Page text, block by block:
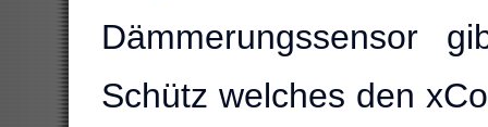
Dämmerungssensor
Schütz welches den